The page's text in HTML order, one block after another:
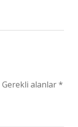
Gerekli alanlar*